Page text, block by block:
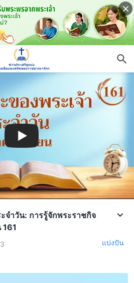
จำวัน: การรู้จักพระราชกิจ
แบ่งปัน